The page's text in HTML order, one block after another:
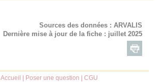
Sources des données :ARVALIS
Dernière mise à jour de la fiche : juillet 2025
Accueil Poser une question |CGU